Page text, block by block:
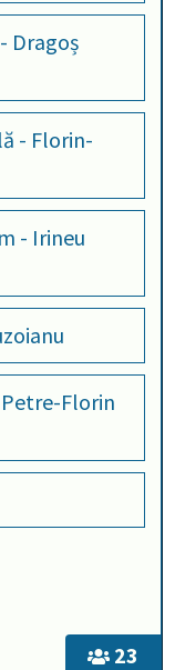
23
Dragoș
- Florin-
- Irineu
Florin